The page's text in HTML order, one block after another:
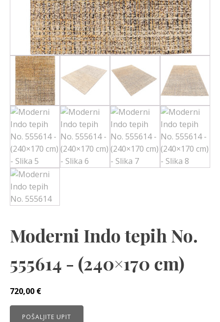
Moderni Indo tepih No.
555614 - (240×170 cm)
720,00 €
POŠALJITE UPIT